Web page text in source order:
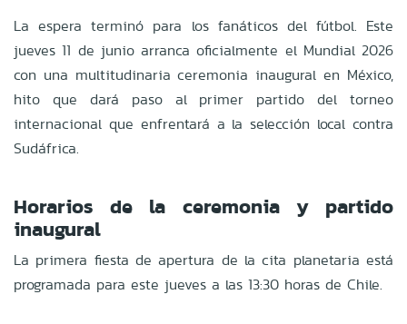
La espera terminó para los fanáticos del fútbol. Este
jueves 11 de junio arranca oficialmente el Mundial 2026
con una multitudinaria ceremonia inaugural en México,
hito que dará paso al primer partido del torneo
internacional que enfrentará a la selección local contra
Sudáfrica.
Horarios de la ceremonia y partido
inaugural
La primera fiesta de apertura de la cita planetaria está
programada para este jueves a las 13:30 horas de Chile.